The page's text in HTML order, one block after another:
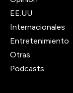
EE.UU
Internacionales
Entretenimiento
Otras
Podcasts